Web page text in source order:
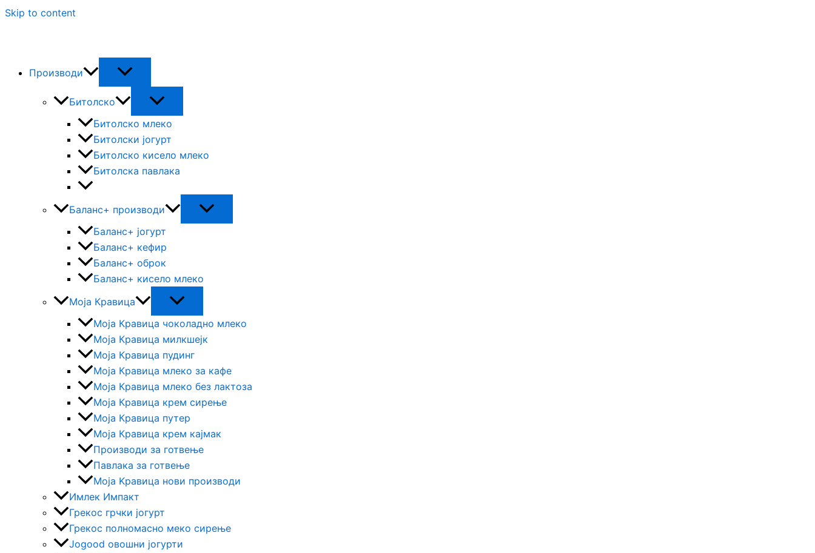
Skip to content
Производи
Битолско
Битолско млеко
Битолски јогурт
Битолско кисело млеко
Битолска павлака
Баланс+ производи
Баланс+ јогурт
Баланс+ кефир
Баланс+ оброк
Баланс+ кисело млеко
Моја Кравица
Моја Кравица чоколадно млеко
Моја Кравица милкшејк
Моја Кравица пудинг
Моја Кравица млеко за кафе
Моја Кравица млеко без лактоза
Моја Кравица крем сирење
Моја Кравица путер
Моја Кравица крем кајмак
Производи за готвење
Павлака за готвење
Моја Kравица нови производи
Имлек Импакт
Грекос грчки јогурт
Грекос полномасно меко сирење
Jogood овошни јогурти